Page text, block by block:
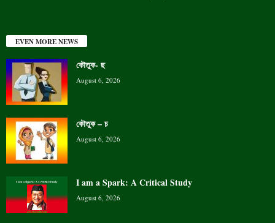
EVEN MORE NEWS
কৌতুক- ছ
August 6, 2026
কৌতুক – চ
August 6, 2026
I am a Spark: A Critical Study
August 6, 2026